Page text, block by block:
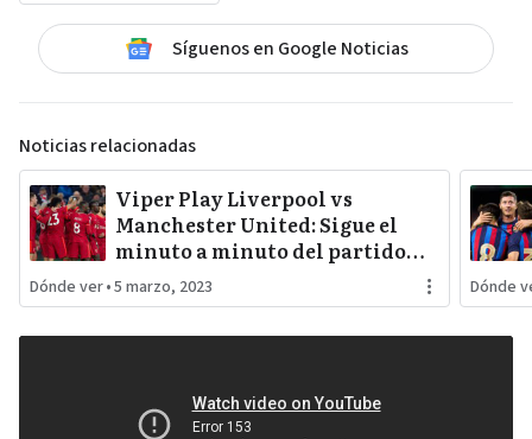
Síguenos en Google Noticias
Noticias relacionadas
Viper Play Liverpool vs
Manchester United: Sigue el
minuto a minuto del partido
por la fecha 26
Dónde ver•5 marzo, 2023 Dónde